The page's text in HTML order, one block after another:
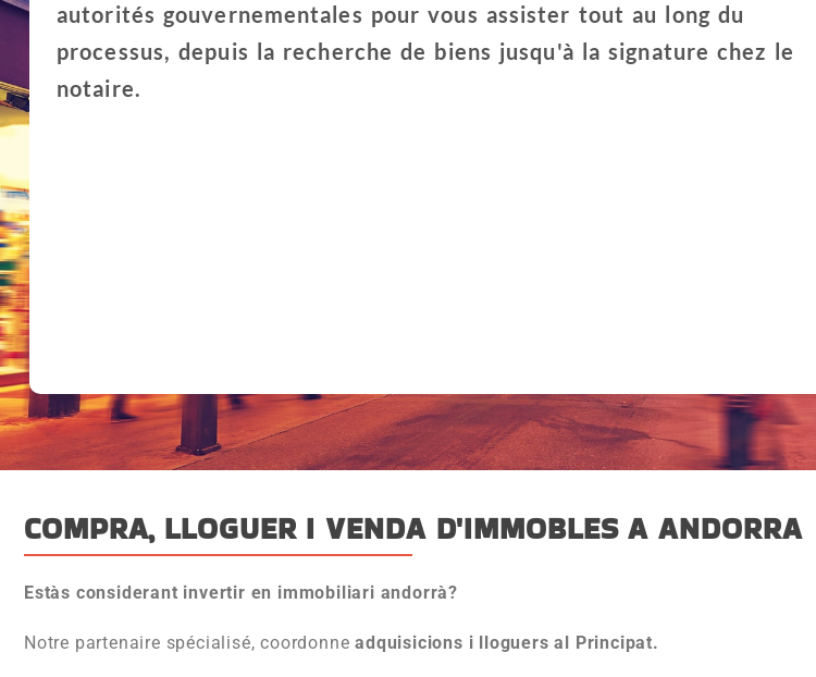
autorités gouvernementales pour vous assister tout au long du
processus, depuis la recherche de biens jusqu'à la signature chez le
notaire.
COMPRA, LLOGUER I VENDA D'IMMOBLES A ANDORRA
Estàs considerant invertir en immobiliari andorrà?
Notre partenaire spécialisé, coordonneadquisicions i lloguers al Principat.